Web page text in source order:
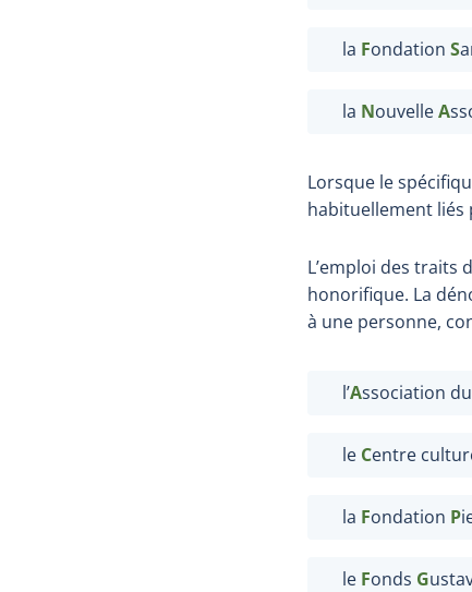
la Fondation S
la NouvelleA
Lorsque le
habituellement liés
L’emploi des traits
honorifique. La
à une personne,
l’Association du
le Centre
la Fondation P
le Fonds G